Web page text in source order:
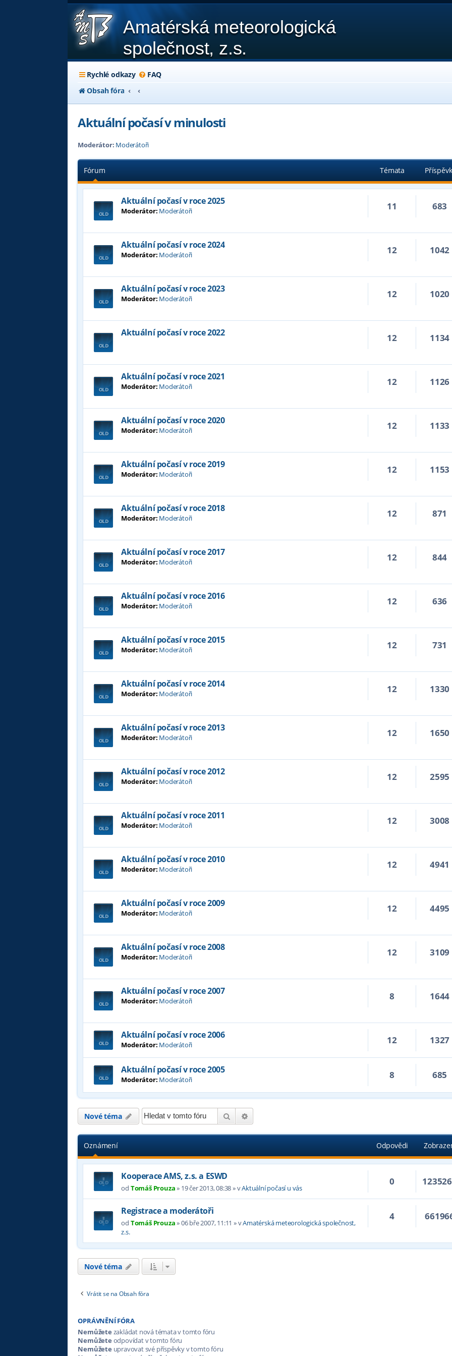
Amatérská meteorologická
společnost, z.s.
Rychlé odkazy FAQ
Obsah fóra
Aktuální počasí v minulosti
Moderátor: Moderátoři
Fórum Témata
Aktuální počasí v roce 2025
Moderátor: Moderátoři 11 683
Aktuální počasí v roce 2024
Moderátor: Moderátoři 12 1042
Aktuální počasí v roce 2023
Moderátor: Moderátoři 12 1020
Aktuální počasí v roce 2022 12 1134
Aktuální počasí v roce 2021
Moderátor: Moderátoři 12 1126
Aktuální počasí v roce 2020
Moderátor: Moderátoři 12 1133
Aktuální počasí v roce 2019
Moderátor: Moderátoři 12 1153
Aktuální počasí v roce 2018
Moderátor: Moderátoři 12 871
Aktuální počasí v roce 2017
Moderátor: Moderátoři 12 844
Aktuální počasí v roce 2016
Moderátor: Moderátoři 12 636
Aktuální počasí v roce 2015
Moderátor: Moderátoři 12 731
Aktuální počasí v roce 2014
Moderátor: Moderátoři 12 1330
Aktuální počasí v roce 2013
Moderátor: Moderátoři 12 1650
Aktuální počasí v roce 2012
Moderátor: Moderátoři 12 2595
Aktuální počasí v roce 2011
Moderátor: Moderátoři 12 3008
Aktuální počasí v roce 2010
Moderátor: Moderátoři 12 4941
Aktuální počasí v roce 2009
Moderátor: Moderátoři 12 4495
Aktuální počasí v roce 2008
Moderátor: Moderátoři 12 3109
Aktuální počasí v roce 2007
Moderátor: Moderátoři 8 1644
Aktuální počasí v roce 2006
Moderátor: Moderátoři 12 1327
Aktuální počasí v roce 2005
Moderátor: Moderátoři 8 685
Nové téma Hledat
Oznámení Odpovědi
Kooperace AMS, z.s. a ESWD
od Tomáš Prouza» 19 čer 2013, 08:38» vAktuální počasí u vás
0
Registrace a moderátoři
od Tomáš Prouza»06 bře 2007, 11:11 » vAmatérská meteorologická společnost,
z.s.
4
Nové téma
Vrátit se na Obsah fóra
OPRÁVNĚNÍ FÓRA
Nemůžete zakládat nová témata v tomto fóru
Nemůžete odpovídat v tomto fóru
Nemůžete upravovat své příspěvky v tomto fóru